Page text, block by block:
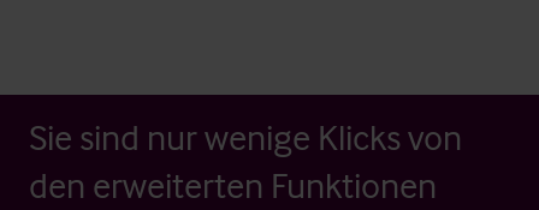
Sie sind nur wenige Klicks von
den erweiterten Funktionen